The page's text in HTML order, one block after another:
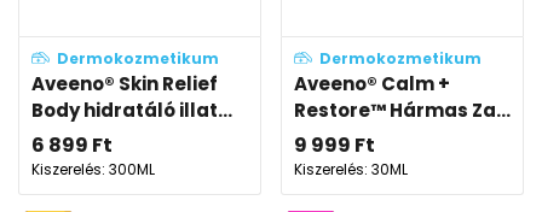
Dermokozmetikum
Aveeno® Skin Relief
Body hidratáló illat...
6 899 Ft
Kiszerelés: 300ML
Dermokozmetikum
Aveeno® Calm +
Restore™ Hármas Za...
9 999 Ft
Kiszerelés: 30ML